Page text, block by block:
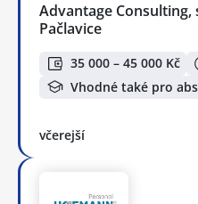
Advantage Consulting,
Pačlavice
35 000 – 45 000 Kč
Vhodné také pro
včerejší